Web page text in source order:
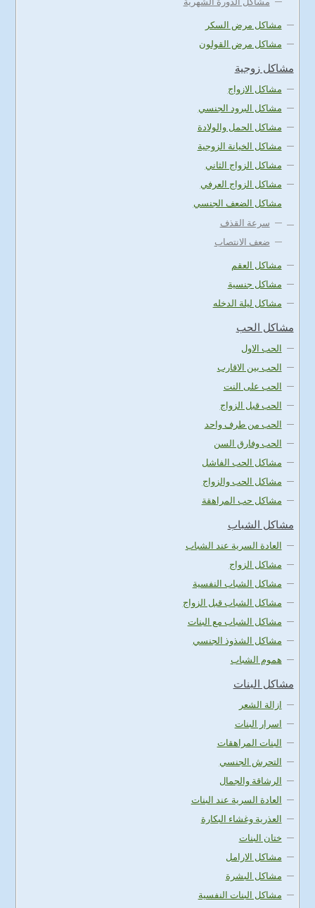
مشاكل مرض السكر
مشاكل مرض القولون
مشاكل زوجية
مشاكل الازواج
مشاكل البرود الجنسي
مشاكل الحمل والولادة
مشاكل الخيانة الزوجية
مشاكل الزواج الثاني
مشاكل الزواج العرفي
مشاكل الضعف الجنسي
سرعة القذف
ضعف الانتصاب
مشاكل العقم
مشاكل جنسية
مشاكل ليلة الدخله
مشاكل الحب
الحب الاول
الحب بين الاقارب
الحب على النت
الحب قبل الزواج
الحب من طرف واحد
الحب وفارق السن
مشاكل الحب الفاشل
مشاكل الحب والزواج
مشاكل حب المراهقة
مشاكل الشباب
العادة السرية عند الشباب
مشاكل الزواج
مشاكل الشباب النفسية
مشاكل الشباب قبل الزواج
مشاكل الشباب مع البنات
مشاكل الشذوذ الجنسي
هموم الشباب
مشاكل البنات
ازالة الشعر
اسرار البنات
البنات المراهقات
التحرش الجنسي
الرشاقة والجمال
العادة السرية عند البنات
العذرية وغشاء البكارة
ختان البنات
مشاكل الارامل
مشاكل البشرة
مشاكل البنات النفسية